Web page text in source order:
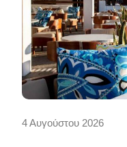
4 Αυγούστου 2026